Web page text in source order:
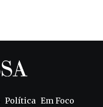
Política Em Foco